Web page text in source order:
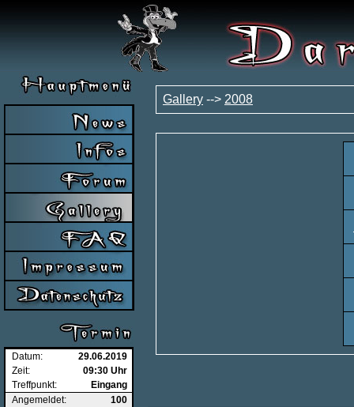
Datum:
29.06.2019
Zeit:
09:30 Uhr
Treffpunkt:
Eingang
Angemeldet:
100
Gallery --> 2008